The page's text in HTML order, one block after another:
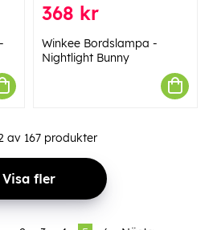
368 kr
Winkee Bordslampa -
Nightlight Bunny
av 167produkter
Visa fler